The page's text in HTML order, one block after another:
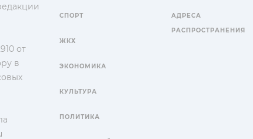
от
в
СПОРТ
ЖКХ
ЭКОНОМИКА
КУЛЬТУРА
ПОЛИТИКА
АДРЕСА
РАСПРОСТРАНЕНИЯ